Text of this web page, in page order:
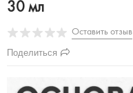
30 мл
Оставить отзыв
Поделиться